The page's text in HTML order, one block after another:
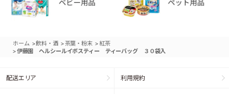
ホーム >飲料・酒 >茶葉・粉末 > 紅茶
>伊藤園 ヘルシールイボスティー ティーバッグ ３０袋入
配送エリア 利用規約